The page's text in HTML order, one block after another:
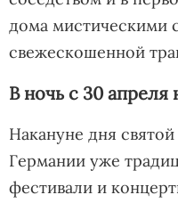
дома мистическими
свежескошенной
В ночь с 30 апреля
Накануне дня
Германии уже
фестивали и